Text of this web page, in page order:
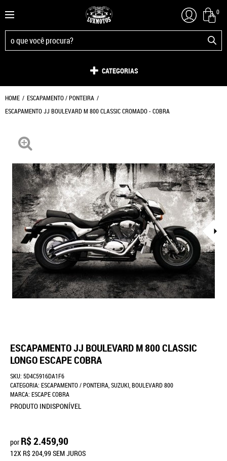
0
CATEGORIAS
HOME
ESCAPAMENTO / PONTEIRA
ESCAPAMENTO JJ BOULEVARD M 800 CLASSIC CROMADO - COBRA
ESCAPAMENTO JJ BOULEVARD M 800 CLASSIC
LONGO ESCAPE COBRA
SKU: 5D4C5916DA1F6
CATEGORIA: ESCAPAMENTO / PONTEIRA SUZUKI BOULEVARD 800
MARCA: ESCAPE COBRA
PRODUTO INDISPONÍVEL
por R$ 2.459,90
12X R$ 204,99SEM JUROS